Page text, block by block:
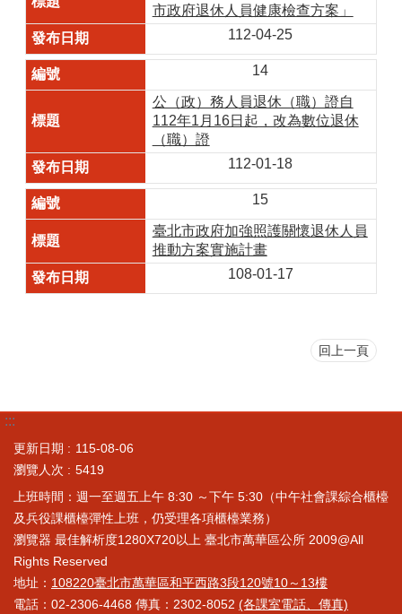
市政府退休人員健康檢查方案」
112-04-25
14
公（政）務人員退休（職）證自
112年1月16日起，改為數位退休
（職）證
112-01-18
15
臺北市政府加強照護關懷退休人員
推動方案實施計畫
108-01-17
回上一頁
:::
更新日期
115-08-06
瀏覽人次
5419
上班時間：週一至週五上午 8:30 ～下午 5:30（中午社會課綜合櫃檯
及兵役課櫃檯彈性上班，仍受理各項櫃檯業務）
瀏覽器 最佳解析度1280X720以上 臺北市萬華區公所 2009@All
Rights Reserved
地址： 108220臺北市萬華區和平西路3段120號10～13樓
電話：02-2306-4468 傳真：2302-8052 (各課室電話、傳真)